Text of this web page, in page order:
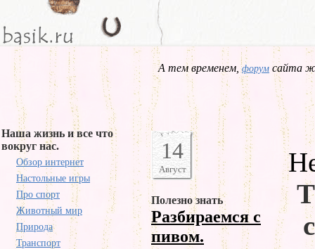
А тем временем,форум сайта
Наша жизнь и все что
вокруг нас.
Обзор интернет
Настольные игры
Про спорт
Животный мир
Природа
Транспорт
14
Август
Полезно знать
Разбираемся с
пивом.